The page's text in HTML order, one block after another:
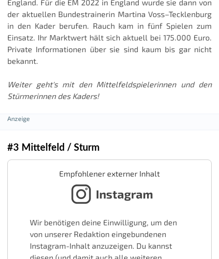
England. Für die EM 2022 in England wurde sie dann von
der aktuellen Bundestrainerin Martina Voss–Tecklenburg
in den Kader berufen. Rauch kam in fünf Spielen zum
Einsatz. Ihr Marktwert hält sich aktuell bei 175.000 Euro.
Private Informationen über sie sind kaum bis gar nicht
bekannt.
Weiter geht's mit den Mittelfeldspielerinnen und den
Stürmerinnen des Kaders!
#3 Mittelfeld / Sturm
Empfohlener externer Inhalt
Instagram
Wir benötigen deine Einwilligung, um den
von unserer Redaktion eingebundenen
Instagram-Inhalt anzuzeigen. Du kannst